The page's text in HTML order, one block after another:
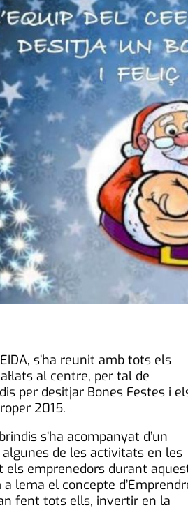
s’ha reunit amb tots els
al centre, per tal de
per desitjar Bones Festes i
2015.
s’ha acompanyat d’un
de les activitats en les
els emprenedors durant
lema el concepte
fent tots ells, invertir en la